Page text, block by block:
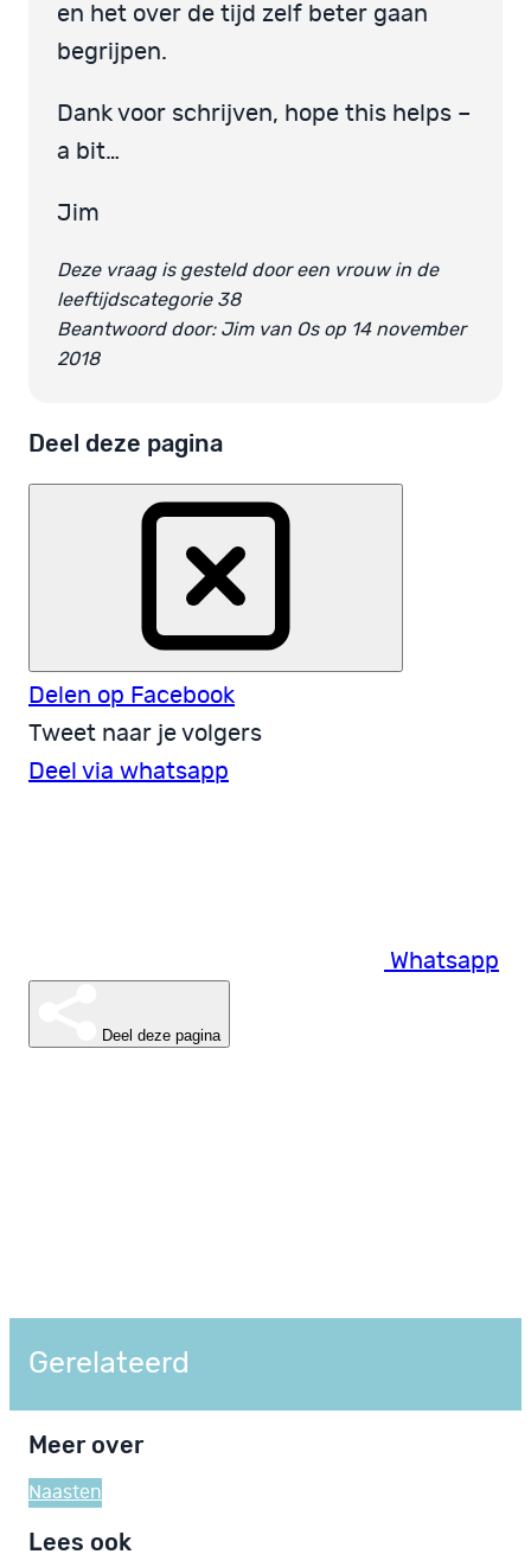
en het over de tijd zelf beter gaan
begrijpen.
Dank voor schrijven, hope this helps –
a bit…
Jim
Deze vraag is gesteld door een vrouw in de
leeftijdscategorie 38
Beantwoord door: Jim van Os op 14 november
2018
Deel deze pagina
Delen op Facebook
Tweet naar je volgers
Deel via whatsapp
Whatsapp
Deel deze pagina
Gerelateerd
Meer over
Naasten
Lees ook